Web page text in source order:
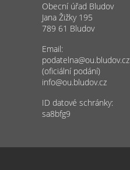
Obecní úřad Bludov
Jana Žižky 195
789 61 Bludov
Email:
podatelna@ou.bludov.cz
(oficiální podání)
info@ou.bludov.cz
ID datové schránky:
sa8bfg9